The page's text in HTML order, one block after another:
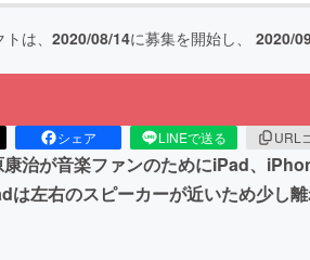
は、 2020/08/14に募集を開始し、 2020/
シェア LINEで送る URL
治が音楽ファンのためにiPad、
は左右のスピーカーが近いため少し